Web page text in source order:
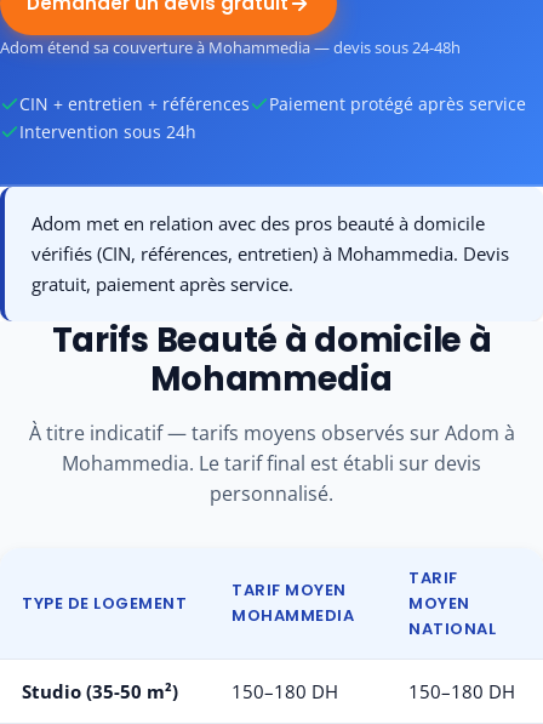
Adom étend sa couverture à Mohammedia — devis sous 24-48h
CIN + entretien + références
Paiement protégé après service
Intervention sous 24h
Disponible
Devis sous 24-48h
Adom met en relation avec des pros beauté à domicile
vérifiés (CIN, références, entretien) à Mohammedia. Devis
gratuit, paiement après service.
Tarifs Beauté à domicile à
Mohammedia
À titre indicatif — tarifs moyens observés sur Adom à
Mohammedia. Le tarif final est établi sur devis
personnalisé.
TYPE DE LOGEMENT
TARIF MOYEN
MOHAMMEDIA
TARIF
MOYEN
NATIONAL
Studio (35-50 m²) 150–180 DH 150–180 DH